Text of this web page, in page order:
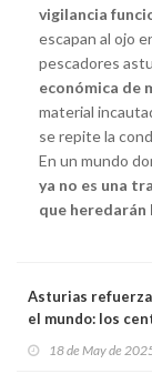
vigilancia
escapan al ojo
pescadores
económica de
material
se repite la
En un mundo
ya no es una
que heredarán
Asturias refuerza
el mundo: los
promoción
18 de May de